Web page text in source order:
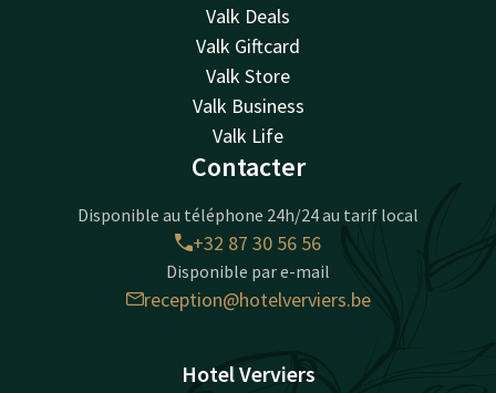
Valk Deals
Valk Giftcard
Valk Store
Valk Business
Valk Life
Contacter
Disponible au téléphone 24h/24 au tarif local
+32 87 30 56 56
Disponible par e-mail
reception@hotelverviers.be
Hotel Verviers